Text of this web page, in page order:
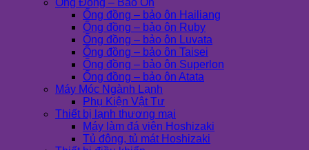
Ống Đồng – Bảo Ôn
Ống đồng – bảo ôn Hailiang
Ống đồng – bảo ôn Ruby
Ống đồng – bảo ôn Luvata
Ống đồng – bảo ôn Taisei
Ống đồng – bảo ôn Superlon
Ống đồng – bảo ôn Atata
Máy Móc Ngành Lạnh
Phụ Kiện Vật Tư
Thiết bị lạnh thương mại
Máy làm đá viên Hoshizaki
Tủ đông, tủ mát Hoshizaki